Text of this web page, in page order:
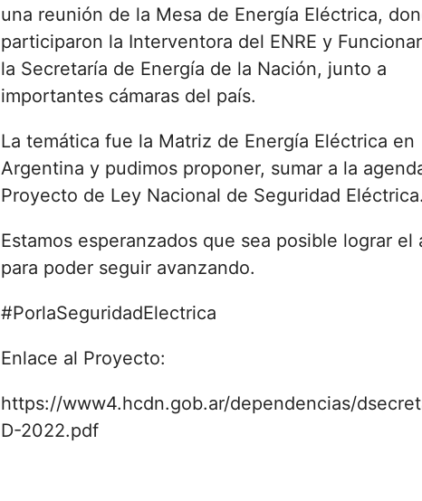
una reunión de la Mesa de Energía Eléctrica,
participaron la Interventora del ENRE y
la Secretaría de Energía de la Nación, junto a
importantes cámaras del país.
La temática fue la Matriz de Energía Eléctrica en
Argentina y pudimos proponer, sumar a la
Proyecto de Ley Nacional de Seguridad Eléctrica.
Estamos esperanzados que sea posible lograr el
para poder seguir avanzando.
#PorlaSeguridadElectrica
Enlace al Proyecto:
https://www4.hcdn.gob.ar/dependencias/
D-2022.pdf